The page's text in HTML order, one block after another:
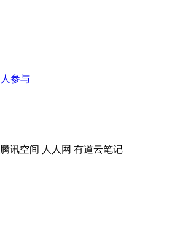
人参与
腾讯空间 人人网 有道云笔记